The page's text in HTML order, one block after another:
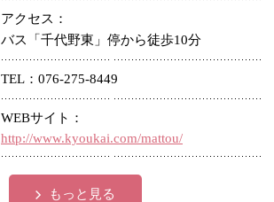
アクセス
バス「千代野東」停から徒歩10分
TEL 076-275-8449
WEBサイト
http://www.kyoukai.com/mattou/
もっと見る